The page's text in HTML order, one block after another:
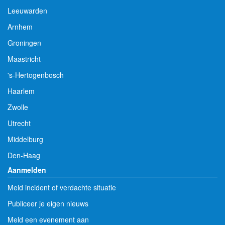
Leeuwarden
Arnhem
Groningen
Maastricht
's-Hertogenbosch
Haarlem
Zwolle
Utrecht
Middelburg
Den-Haag
Aanmelden
Meld incident of verdachte situatie
Publiceer je eigen nieuws
Meld een evenement aan